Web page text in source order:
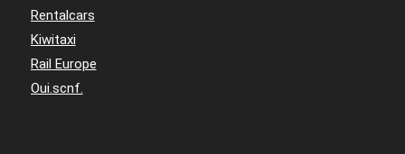
Rentalcars
Kiwitaxi
Rail Europe
Oui.scnf.